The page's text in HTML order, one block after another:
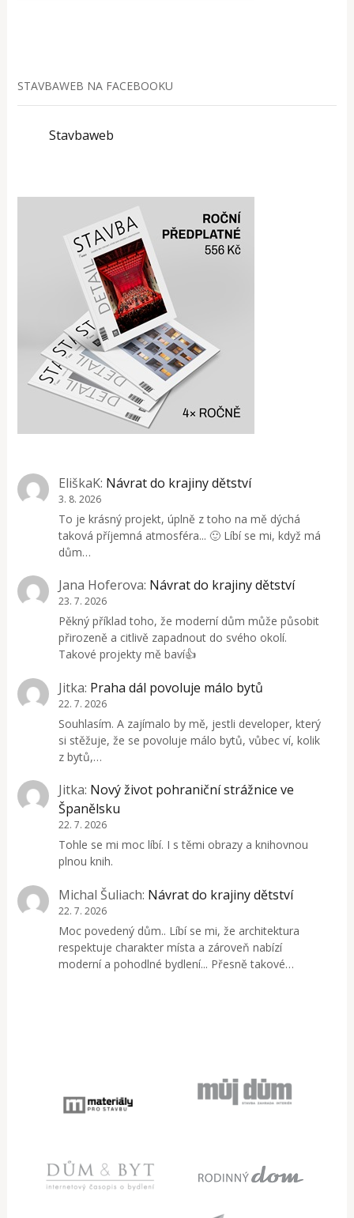
STAVBAWEB NA FACEBOOKU
Stavbaweb
EliškaK: Návrat do krajiny dětství
3. 8. 2026
To je krásný projekt, úplně z toho na mě dýchá
taková příjemná atmosféra... 🙂 Líbí se mi, když má
dům…
Jana Hoferova: Návrat do krajiny dětství
23. 7. 2026
Pěkný příklad toho, že moderní dům může působit
přirozeně a citlivě zapadnout do svého okolí.
Takové projekty mě baví👍
Jitka: Praha dál povoluje málo bytů
22. 7. 2026
Souhlasím. A zajímalo by mě, jestli developer, který
si stěžuje, že se povoluje málo bytů, vůbec ví, kolik
z bytů,…
Jitka: Nový život pohraniční strážnice ve
Španělsku
22. 7. 2026
Tohle se mi moc líbí. I s těmi obrazy a knihovnou
plnou knih.
Michal Šuliach: Návrat do krajiny dětství
22. 7. 2026
Moc povedený dům.. Líbí se mi, že architektura
respektuje charakter místa a zároveň nabízí
moderní a pohodlné bydlení... Přesně takové…